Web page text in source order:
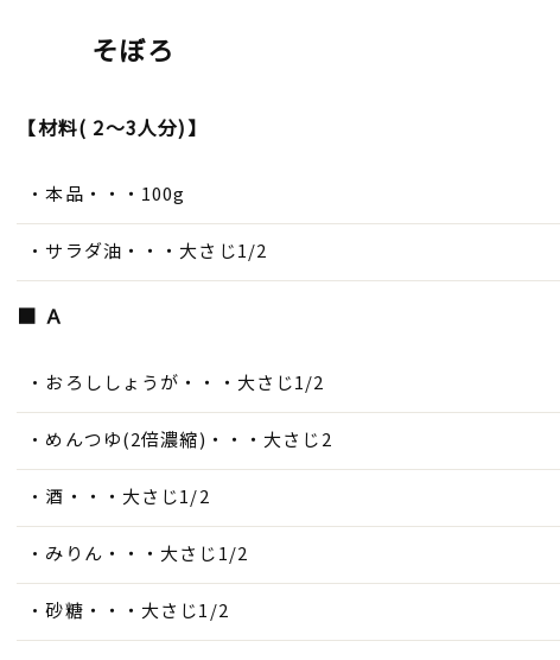
そぼろ
【材料( 2～3人分)】
本品・・・100g
サラダ油・・・大さじ1/2
■ Ａ
おろししょうが・・・大さじ1/2
めんつゆ(2倍濃縮)・・・大さじ2
酒・・・大さじ1/2
みりん・・・大さじ1/2
砂糖・・・大さじ1/2